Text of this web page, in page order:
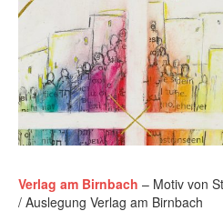
Verlag am Birnbach – Motiv von
/ Auslegung Verlag am Birnbach